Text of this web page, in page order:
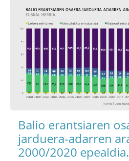
Balio erantsiaren
jarduera-adarren
2000/2020 epealdia.